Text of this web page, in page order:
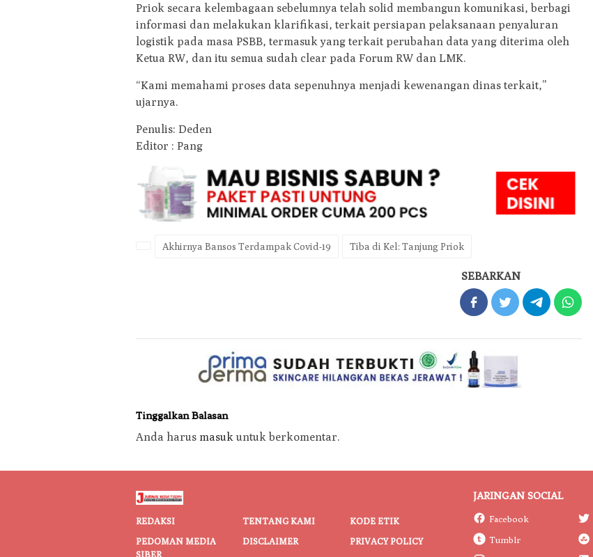
Priok secara kelembagaan sebelumnya telah solid membangun komunikasi, berbagi
informasi dan melakukan klarifikasi, terkait persiapan pelaksanaan penyaluran
logistik pada masa PSBB, termasuk yang terkait perubahan data yang diterima oleh
Ketua RW, dan itu semua sudah clear pada Forum RW dan LMK.
“Kami memahami proses data sepenuhnya menjadi kewenangan dinas terkait,”
ujarnya.
Penulis: Deden
Editor : Pang
Akhirnya Bansos Terdampak Covid-19 Tiba di Kel: Tanjung Priok
SEBARKAN
Tinggalkan Balasan
Anda harus masuk untuk berkomentar.
REDAKSI TENTANG KAMI
KODE ETIK
PEDOMAN MEDIA
SIBER
DISCLAIMER PRIVACY POLICY
JARINGAN SOCIAL
Facebook
Tumblr